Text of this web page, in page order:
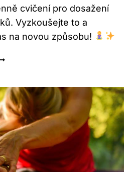
cvičení pro dosažení
Vyzkoušejte to a
na novou způsobu!